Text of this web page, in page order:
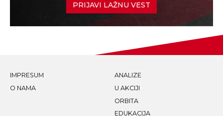
PRIJAVI LAŽNU VEST
IMPRESUM
O NAMA
ANALIZE
U AKCIJI
ORBITA
EDUKACIJA